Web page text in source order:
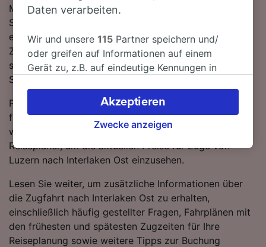
Mit den verfügbaren direkten Verbindungen können
Sie es sich im Zug so richtig bequem machen und sich
einfach zurücklehnen. Lassen Sie sich von einem SBB-
Zug von Luzern nach Interlaken Ost bringen - mit den
schnellsten Verbindungen erreichen Sie Ihr Ziel in nur 1
Stunde 48 Minuten.
Planen Sie Ihre Reise im Voraus und buchen Sie
frühzeitig, wenn Sie die günstigsten Tarife ergattern
wollen. Starten Sie einfach eine Suche mit unserem
Reiseplaner, um die aktuellen Preise für Züge von
Luzern nach Interlaken Ost einzusehen.
Lesen Sie weiter, um zusätzliche Informationen über
die Zugfahrt nach Interlaken Ost zu erhalten,
einschließlich häufig gestellter Fragen, Fahrplänen mit
den frühesten und spätesten Zugzeiten für Ihre
Reiseplanung sowie weitere Tipps zur Buchung
Daten verarbeiten.
Wir und unsere115 Partner speichern und/
oder greifen auf Informationen auf einem
Gerät zu, z.B. auf eindeutige Kennungen in
verarbeiten. Sie können Ihre Präferenzen
akzeptieren oder verwalten, einschließlich
Ihres Widerspruchsrechts bei berechtigtem
besuchen Sie jederzeit die Seite der
Datenschutzrichtlinie. Diese Präferenzen
werden unseren Partnern signalisiert und
haben keinen Einfluss auf Surfdaten. Ihre
Daten werden nicht für Tracking-Zwecke
verwendet, wenn Sie uns gebeten haben, Ihr
Surfverhalten nicht zu verfolgen.
Zwecke anzeigen
Akzeptieren